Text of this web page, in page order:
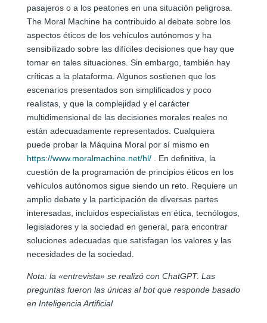
pasajeros o a los peatones en una situación peligrosa.
The Moral Machine ha contribuido al debate sobre los
aspectos éticos de los vehículos autónomos y ha
sensibilizado sobre las difíciles decisiones que hay que
tomar en tales situaciones. Sin embargo, también hay
críticas a la plataforma. Algunos sostienen que los
escenarios presentados son simplificados y poco
realistas, y que la complejidad y el carácter
multidimensional de las decisiones morales reales no
están adecuadamente representados. Cualquiera
puede probar la Máquina Moral por sí mismo en
https://www.moralmachine.net/hl/. En definitiva, la
cuestión de la programación de principios éticos en los
vehículos autónomos sigue siendo un reto. Requiere un
amplio debate y la participación de diversas partes
interesadas, incluidos especialistas en ética, tecnólogos,
legisladores y la sociedad en general, para encontrar
soluciones adecuadas que satisfagan los valores y las
necesidades de la sociedad.
Nota: la «entrevista» se realizó con ChatGPT. Las
preguntas fueron las únicas al bot que responde basado
en Inteligencia Artificial